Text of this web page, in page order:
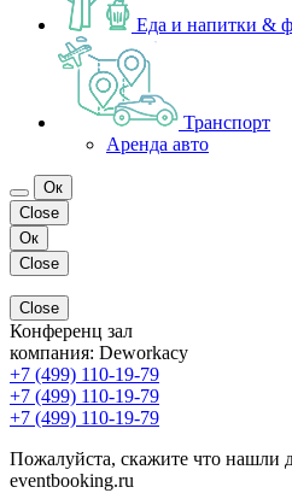
Еда и напитки &
Транспорт
Аренда авто
Ок
Close
Ок
Close
Close
Конференц зал
компания: Deworkacy
+7 (499) 110-19-79
+7 (499) 110-19-79
+7 (499) 110-19-79
Пожалуйста, скажите что нашли
eventbooking.ru